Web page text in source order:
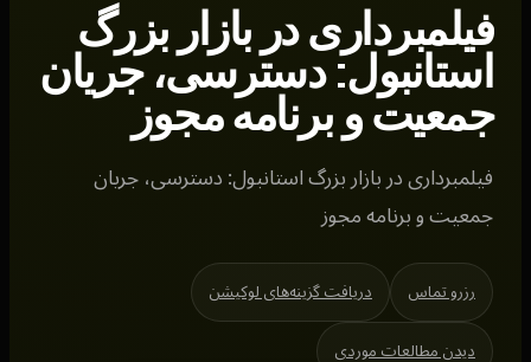
فیلمبرداری در بازار بزرگ
استانبول: دسترسی، جریان
جمعیت و برنامه مجوز
فیلمبرداری در بازار بزرگ استانبول: دسترسی، جریان
جمعیت و برنامه مجوز
رزرو تماس دریافت گزینه‌های لوکیشن
دیدن مطالعات موردی